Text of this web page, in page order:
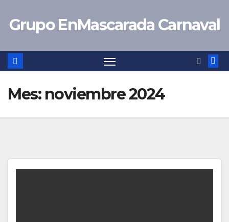
Grupo EnMascarada Carnaval
Mes: noviembre 2024